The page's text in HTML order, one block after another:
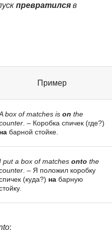
превратился в
Пример
box of matches is on the
. – Коробка спичек (где?)
на барной стойке.
put a box of matches onto the
. – Я положил коробку
(куда?) на барную
: